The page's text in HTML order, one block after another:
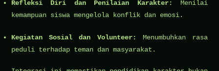
Refleksi Diri dan Penilaian Karakter:
Menilai
kemampuan siswa mengelola konflik dan emosi.
Kegiatan Sosial dan Volunteer:
Menumbuhkan rasa
peduli terhadap teman dan masyarakat.